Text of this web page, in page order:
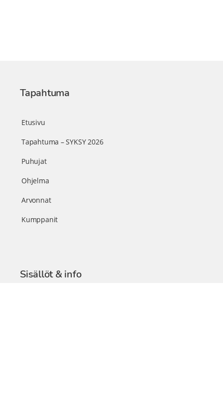
Tapahtuma
Etusivu
Tapahtuma – SYKSY 2026
Puhujat
Ohjelma
Arvonnat
Kumppanit
Sisällöt & info